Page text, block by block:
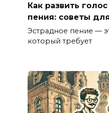
Как развить
пения: советы
Эстрадное пение —
который требует